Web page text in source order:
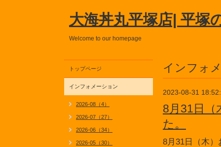
大海丼丸平塚店| 平塚
Welcome to our homepage
インフォ
2023-08-31
8月31日（
た。
8月31日（木
トップページ
インフォメーション
2026-08（4）
2026-07（27）
2026-06（34）
2026-05（30）